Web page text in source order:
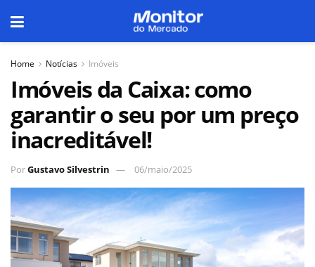
Home Notícias Imóveis
Imóveis da Caixa: como
garantir o seu por um preço
inacreditável!
PorGustavo Silvestrin 06/maio/2025